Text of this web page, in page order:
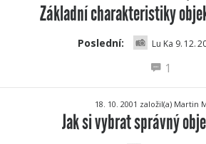
Základní charakteristiky
Poslední: Lu Ka 9. 12.
1
18. 10. 2001 založil(a) Martin
Jak si vybrat správný